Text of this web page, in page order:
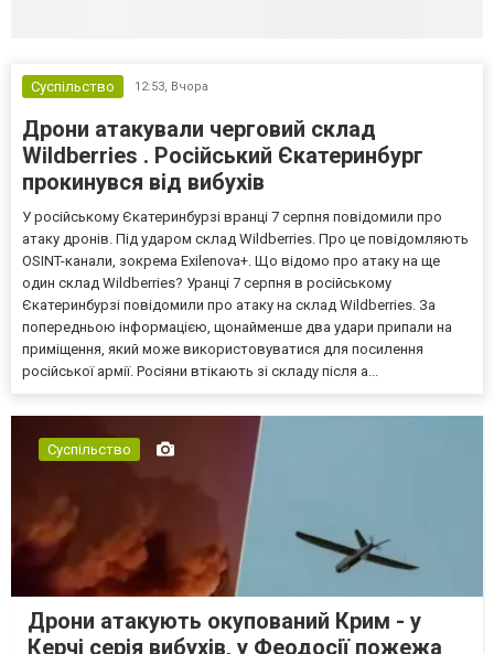
Суспільство 12:53, Вчора
Дрони атакували черговий склад
Wildberries . Російський Єкатеринбург
прокинувся від вибухів
У російському Єкатеринбурзі вранці 7 серпня повідомили про
атаку дронів. Під ударом склад Wildberries. Про це повідомляють
OSINT-канали, зокрема Exilenova+. Що відомо про атаку на ще
один склад Wildberries? Уранці 7 серпня в російському
Єкатеринбурзі повідомили про атаку на склад Wildberries. За
попередньою інформацією, щонайменше два удари припали на
приміщення, який може використовуватися для посилення
російської армії. Росіяни втікають зі складу після а...
Суспільство
Дрони атакують окупований Крим - у
Керчі серія вибухів, у Феодосії пожежа